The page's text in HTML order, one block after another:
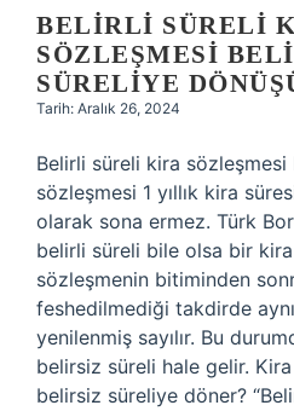
BELIRLI SÜRELI
SÖZLEŞMESI
SÜRELIYE
Tarih: Aralık 26, 2024
Belirli süreli kira
sözleşmesi 1 yıllık kira
olarak sona ermez. Türk
belirli süreli bile olsa bir
sözleşmenin bitiminden
feshedilmediği takdirde
yenilenmiş sayılır. Bu
belirsiz süreli hale gelir.
belirsiz süreliye döner?